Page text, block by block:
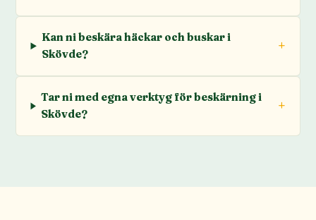
Kan ni beskära häckar och buskar i
Skövde?
Tar ni med egna verktyg för beskärning i
Skövde?